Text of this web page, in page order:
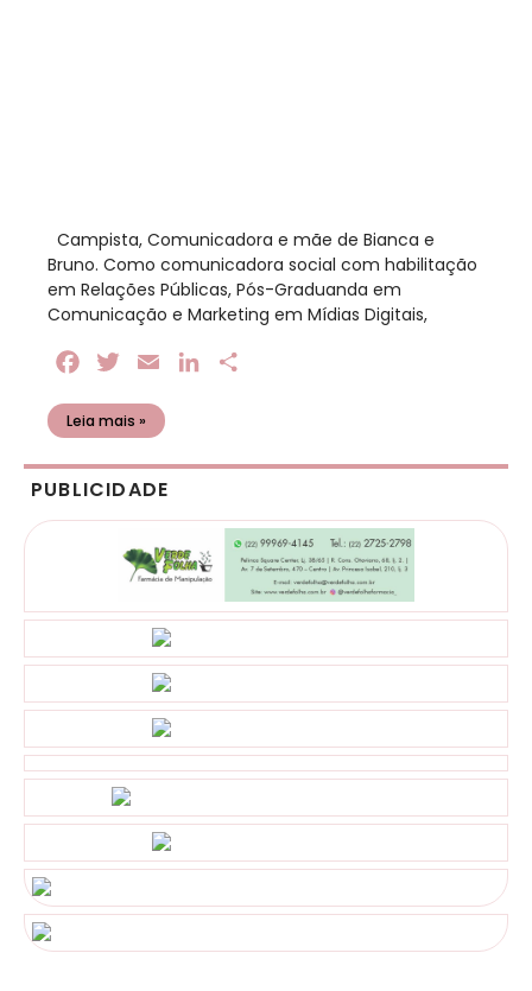
​ Campista, Comunicadora e mãe de Bianca e
Bruno. Como comunicadora social com habilitação
em Relações Públicas, Pós-Graduanda em
Comunicação e Marketing em Mídias Digitais,
FacebookTwitterEmail LinkedIn
Leia mais »
PUBLICIDADE